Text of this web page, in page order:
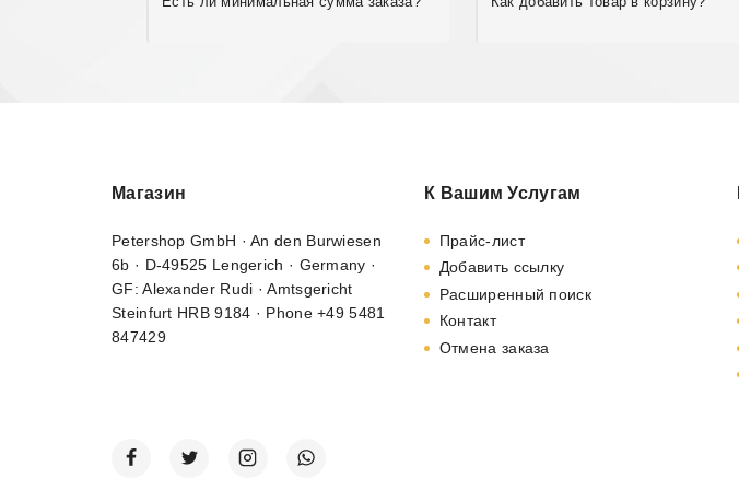
Магазин
Petershop GmbH · An den Burwiesen
6b · D-49525 Lengerich · Germany ·
GF: Alexander Rudi · Amtsgericht
Steinfurt HRB 9184 · Phone +49 5481
847429
К Вашим Услугам
Прайс-лист
Добавить ссылку
Расширенный поиск
Контакт
Отмена заказа